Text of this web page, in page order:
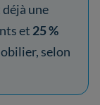
une
et 25 %
selon